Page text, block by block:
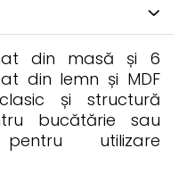
din masă și 6
din lemn și MDF
și structură
bucătărie sau
utilizare